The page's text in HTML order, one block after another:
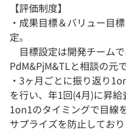
【評価制度】
・成果目標＆バリュー目
定。
目標設定は開発チーム
PdM&PjM&TLと相談の元
・3ヶ月ごとに振り返り
を行い、年1回(4月)に昇
1on1のタイミングで目線
サプライズを防止しており